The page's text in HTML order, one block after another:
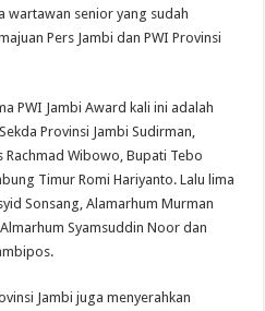
wartawan senior yang sudah
Pers Jambi dan PWI Provinsi
PWI Jambi Award kali ini adalah
Provinsi Jambi Sudirman,
Wibowo, Bupati Tebo
Timur Romi Hariyanto. Lalu lima
Sonsang, Alamarhum Murman
Syamsuddin Noor dan
Jambi juga menyerahkan